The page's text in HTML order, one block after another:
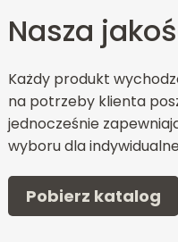
Nasza
Każdy produkt
na potrzeby klienta
jednocześnie
wyboru dla
Pobierz katalog